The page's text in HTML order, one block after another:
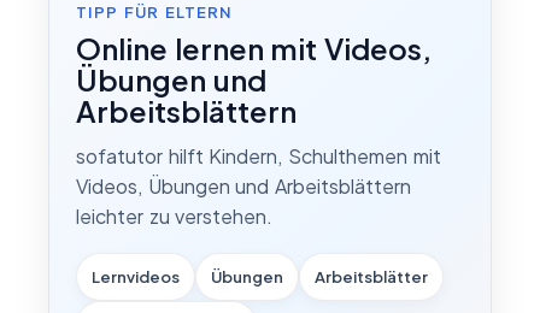
TIPP FÜR ELTERN
Online lernen mit Videos,
Übungen und
Arbeitsblättern
sofatutor hilft Kindern, Schulthemen mit
Videos, Übungen und Arbeitsblättern
leichter zu verstehen.
Lernvideos Übungen Arbeitsblätter